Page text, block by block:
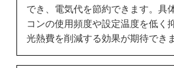
でき、電気代を節約できます。具
コンの使用頻度や設定温度を低く
光熱費を削減する効果が期待でき